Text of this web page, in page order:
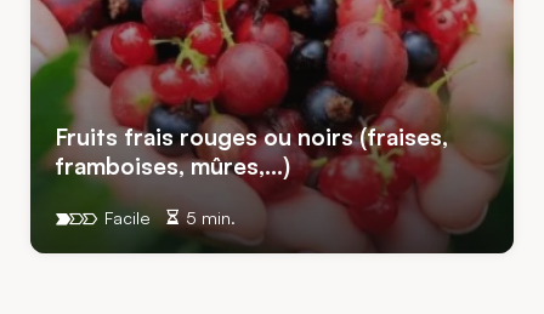
Fruits frais rouges ou noirs (fraises,
framboises, mûres,…)
5 min.
Facile